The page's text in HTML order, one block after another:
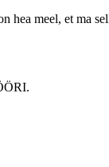
hea meel, et ma